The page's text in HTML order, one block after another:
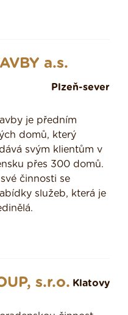
a.s.
Plzeň-sever
je předním
domů, který
svým klientům v
přes 300 domů.
činnosti se
služeb, která je
s.r.o. Klatovy